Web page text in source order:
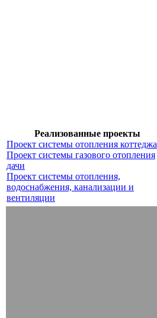
Реализованные проекты
Проект системы отопления коттеджа
Проект системы газового отопления
дачи
Проект системы отопления,
водоснабжения, канализации и
вентиляции